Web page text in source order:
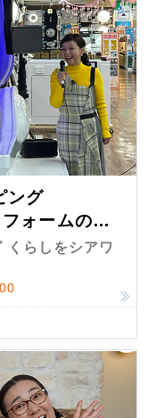
ング
ォームの
くらしをシアワ